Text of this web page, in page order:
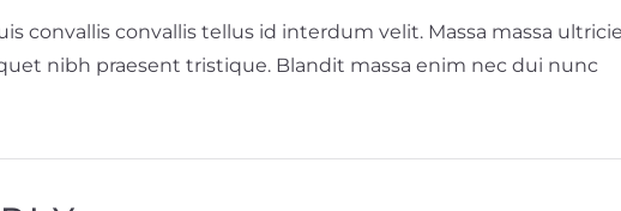
convallis convallis tellus id interdum velit. Massa massa
nibh praesent tristique. Blandit massa enim nec dui nunc